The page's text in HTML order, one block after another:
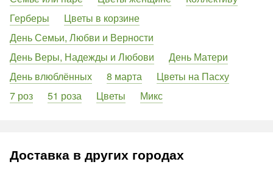
Герберы
Цветы в корзине
День Семьи, Любви и Верности
День Веры, Надежды и Любови
День Матери
День влюблённых
8 марта
Цветы на Пасху
7 роз
51 роза Цветы Микс
Доставка в других городах